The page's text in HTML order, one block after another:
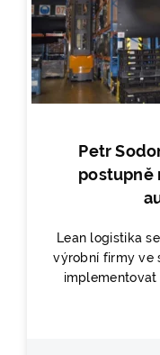
Petr
postupně
Lean logistika
výrobní firmy ve
implementovat